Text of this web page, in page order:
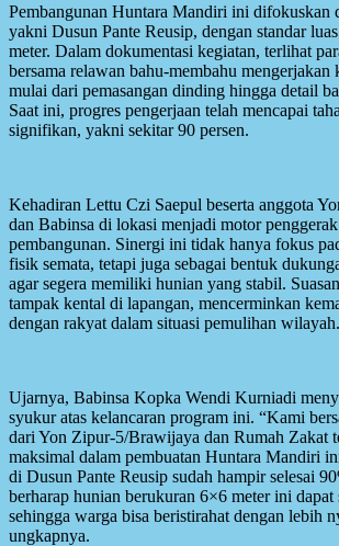
Pembangunan Huntara Mandiri ini difokuskan
yakni Dusun Pante Reusip, dengan standar
meter. Dalam dokumentasi kegiatan, terlihat
bersama relawan bahu-membahu mengerjakan
mulai dari pemasangan dinding hingga detail
Saat ini, progres pengerjaan telah mencapai
signifikan, yakni sekitar 90 persen.
Kehadiran Lettu Czi Saepul beserta anggota
dan Babinsa di lokasi menjadi motor penggerak
pembangunan. Sinergi ini tidak hanya fokus
fisik semata, tetapi juga sebagai bentuk
agar segera memiliki hunian yang stabil.
tampak kental di lapangan, mencerminkan
dengan rakyat dalam situasi pemulihan wilayah.
Ujarnya, Babinsa Kopka Wendi Kurniadi
syukur atas kelancaran program ini. “Kami
dari Yon Zipur-5/Brawijaya dan Rumah Zakat
maksimal dalam pembuatan Huntara Mandiri
di Dusun Pante Reusip sudah hampir selesai
berharap hunian berukuran 6×6 meter ini dapat
sehingga warga bisa beristirahat dengan lebih
ungkapnya.